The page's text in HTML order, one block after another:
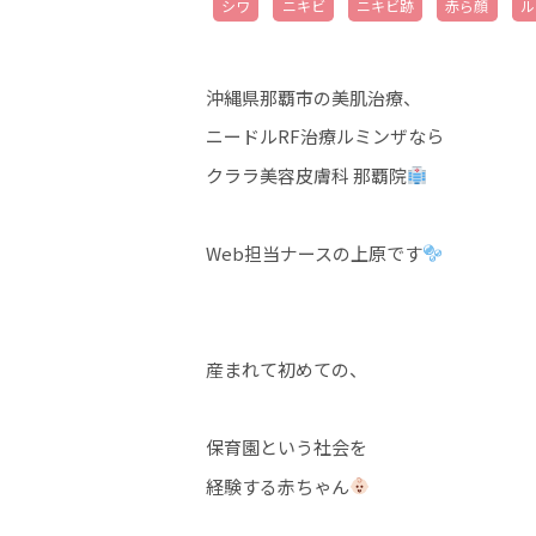
シワ ニキビ ニキビ跡 赤ら顔
沖縄県那覇市の美肌治療、
ニードルRF治療ルミンザなら
クララ美容皮膚科 那覇院
Web担当ナースの上原です
産まれて初めての、
保育園という社会を
経験する赤ちゃん